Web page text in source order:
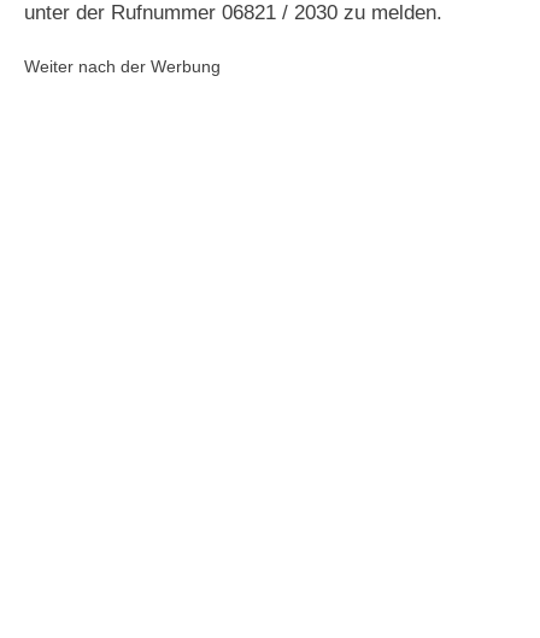
unter der Rufnummer 06821 / 2030 zu melden.
Weiter nach der Werbung